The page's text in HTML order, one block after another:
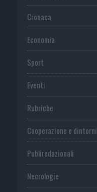
Cronaca
Economia
Sport
Eventi
Rubriche
Cooperazione e dintorni
Publiredazionali
Necrologie